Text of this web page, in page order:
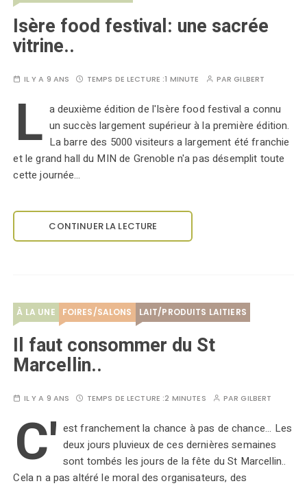
Isère food festival: une sacrée
vitrine..
IL Y A 9 ANS TEMPS DE LECTURE :1 MINUTE PARGILBERT
L a deuxième édition de l'Isère food festival a connu
un succès largement supérieur à la première édition.
La barre des 5000 visiteurs a largement été franchie
et le grand hall du MIN de Grenoble n'a pas désemplit toute
cette journée…
CONTINUER LA LECTURE
À LA UNE FOIRES/SALONS LAIT/PRODUITS LAITIERS
Il faut consommer du St
Marcellin..
IL Y A 9 ANS TEMPS DE LECTURE :2 MINUTES PARGILBERT
C' est franchement la chance à pas de chance... Les
deux jours pluvieux de ces dernières semaines
sont tombés les jours de la fête du St Marcellin..
Cela n a pas altéré le moral des organisateurs, des